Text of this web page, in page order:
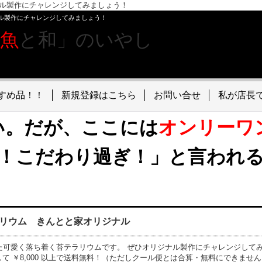
製作にチャレンジしてみましょう！
作にチャレンジしてみましょう！
と和」のいやし
め品！！ 新規登録はこちら お問い合せ 私が店長
だが、ここにはオンリーワ
こだわり過ぎ！」と言われ
ウム きんとと家オリジナル
愛く落ち着く苔テラリウムです。 ぜひオリジナル製作にチャレンジして
￥8,000 以上で送料無料！（ただしクール便とは合算・無料にできませ